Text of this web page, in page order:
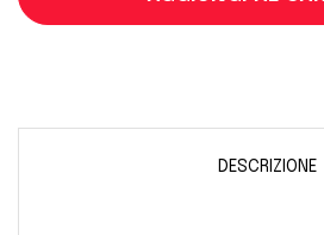
DESCRIZIONE